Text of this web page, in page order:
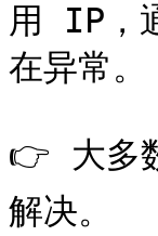
用 IP，
在异常。
👉 大多
解决。